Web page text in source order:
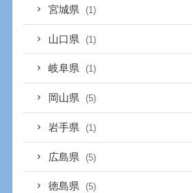
宮城県 (1)
山口県 (1)
岐阜県 (1)
岡山県 (5)
岩手県 (1)
広島県 (5)
徳島県 (5)